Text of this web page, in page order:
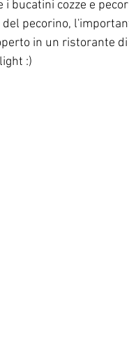
bucatini cozze e
pecorino,
in un ristorante di
:)